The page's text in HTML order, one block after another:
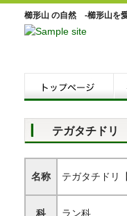
櫛形山 の自然 -櫛形山を
テガタチドリ
名称 テガタチドリ
科 ラン科